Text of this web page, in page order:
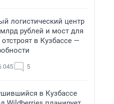
логистический центр
рублей и мост для
отстроят в Кузбассе —
045 5
в Кузбассе